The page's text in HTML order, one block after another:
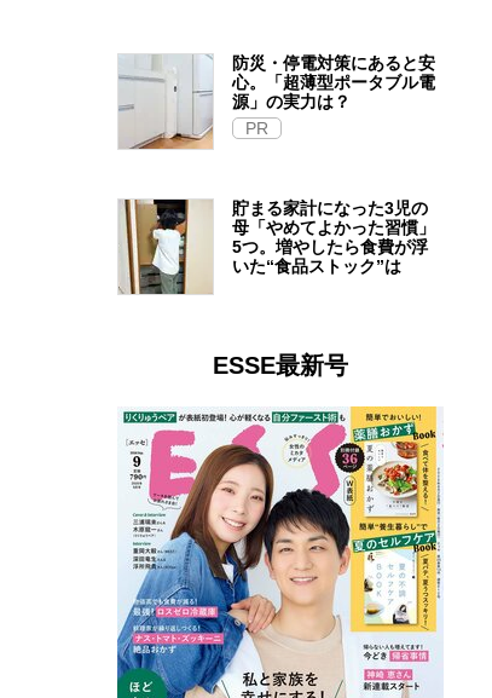
防災・停電対策にあると安
心。「超薄型ポータブル電
源」の実力は？​
PR
貯まる家計になった3児の
母「やめてよかった習慣」
5つ。増やしたら食費が浮
いた“食品ストック”は
ESSE最新号